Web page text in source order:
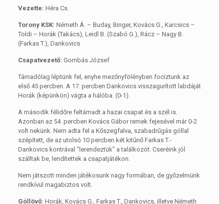
Vezette: Héra Cs.
Torony KSK: Németh Á. – Buday, Binger, Kovács G., Karcsics –
Toldi – Horák (Takács), Leidl B. (Szabó G.), Rácz – Nagy B.
(Farkas T.), Dankovics
Csapatvezető: Gombás József
Támadólag léptünk fel, enyhe mezőnyfölényben fociztunk az
első 45 percben. A 17. percben Dankovics visszagurított labdáját
Horák (képünkön) vágta a hálóba. (0-1).
A második félidőre feltámadt a hazai csapat és a szél is.
Azonban az 54. percben Kovács Gábor remek fejesével már 0-2
volt nekünk. Nem adta fel a Kőszegfalva, szabadrűgás góllal
szépített, de az utolsó 10 percben két kitűnő Farkas T.-
Dankovics kontrával “lerendeztük” a találkozót. Cseréink jól
szálltak be, lendítettek a csapatjátékon.
Nem játszott minden játékosunk nagy formában, de győzelmünk
rendkívül magabiztos volt.
Góllövő: Horák, Kovács G., Farkas T., Dankovics, illetve Németh